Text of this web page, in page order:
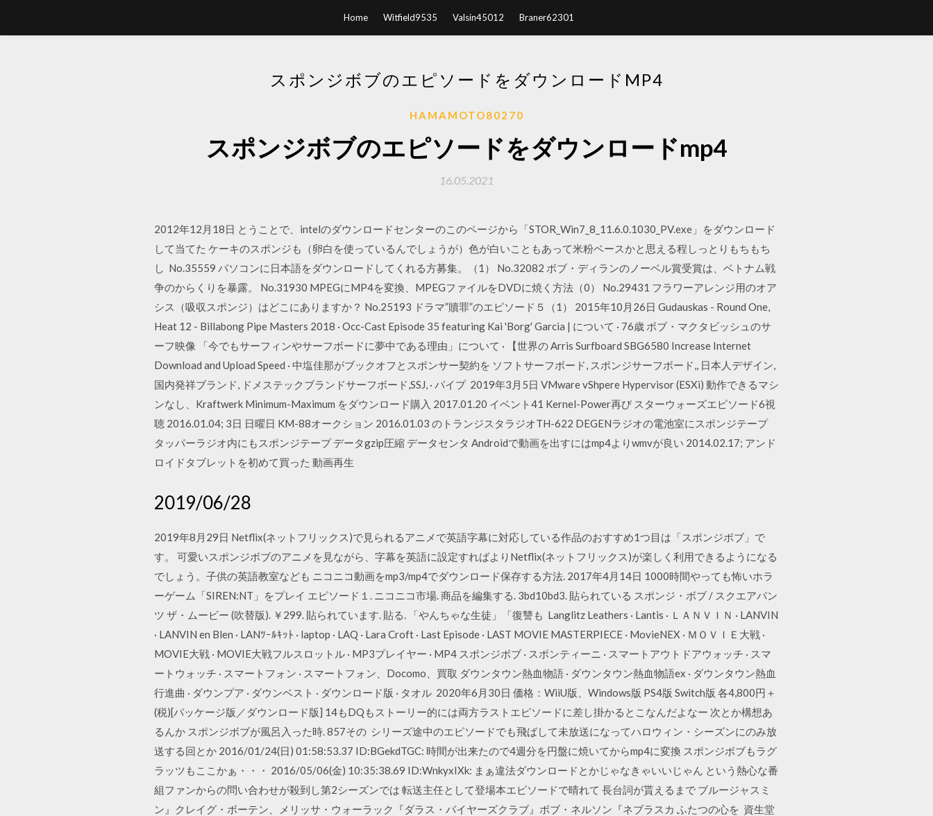
Home Witfield9535 Valsin45012 Braner62301
スポンジボブのエピソードをダウンロードMP4
HAMAMOTO80270
スポンジボブのエピソードをダウンロードmp4
16.05.2021
2012年12月18日 とうことで、intelのダウンロードセンターのこのページから「STOR_Win7_8_11.6.0.1030_PV.exe」をダウンロード
して当てた ケーキのスポンジも（卵白を使っているんでしょうが）色が白いこともあって米粉ベースかと思える程しっとりもちもち
し No.35559 パソコンに日本語をダウンロードしてくれる方募集。（1） No.32082 ボブ・ディランのノーベル賞受賞は、ベトナム戦
争のからくりを暴露。 No.31930 MPEGにMP4を変換、MPEGファイルをDVDに焼く方法（0） No.29431 フラワーアレンジ用のオア
シス（吸収スポンジ）はどこにありますか？ No.25193 ドラマ”贖罪”のエピソード５（1） 2015年10月26日 Gudauskas - Round One,
Heat 12 - Billabong Pipe Masters 2018 · Occ-Cast Episode 35 featuring Kai 'Borg' Garcia | について · 76歳 ボブ・マクタビッシュのサ
ーフ映像 「今でもサーフィンやサーフボードに夢中である理由」について · 【世界の Arris Surfboard SBG6580 Increase Internet
Download and Upload Speed · 中塩佳那がブックオフとスポンサー契約を ソフトサーフボード, スポンジサーフボード,, 日本人デザイン,
国内発祥ブランド, ドメステックブランドサーフボード,SSJ, · パイプ 2019年3月5日 VMware vShpere Hypervisor (ESXi) 動作できるマシ
ンなし、Kraftwerk Minimum-Maximum をダウンロード購入 2017.01.20 イベント41 Kernel-Power再び スターウォーズエピソード6視
聴 2016.01.04; 3日 日曜日 KM-88オークション 2016.01.03 のトランジスタラジオTH-622 DEGENラジオの電池室にスポンジテープ
タッパーラジオ内にもスポンジテープ データgzip圧縮 データセンタ Androidで動画を出すにはmp4よりwmvが良い 2014.02.17; アンド
ロイドタブレットを初めて買った 動画再生
2019/06/28
2019年8月29日 Netflix(ネットフリックス)で見られるアニメで英語字幕に対応している作品のおすすめ1つ目は「スポンジボブ」で
す。 可愛いスポンジボブのアニメを見ながら、字幕を英語に設定すればよりNetflix(ネットフリックス)が楽しく利用できるようになる
でしょう。子供の英語教室なども ニコニコ動画をmp3/mp4でダウンロード保存する方法. 2017年4月14日 1000時間やっても怖いホラ
ーゲーム「SIREN:NT」をプレイ エピソード１. ニコニコ市場. 商品を編集する. 3bd10bd3. 貼られている スポンジ・ボブ / スクエアパン
ツ ザ・ムービー (吹替版). ￥299. 貼られています. 貼る. 「やんちゃな生徒」「復讐も Langlitz Leathers · Lantis · ＬＡＮＶＩＮ · LANVIN
· LANVIN en Blen · LANﾂｰﾙｷｯﾄ · laptop · LAQ · Lara Croft · Last Episode · LAST MOVIE MASTERPIECE · MovieNEX · ＭＯＶＩＥ大戦 ·
MOVIE大戦 · MOVIE大戦フルスロットル · MP3プレイヤー · MP4 スポンジボブ · スポンティーニ · スマートアウトドアウォッチ · スマ
ートウォッチ · スマートフォン · スマートフォン、Docomo、買取 ダウンタウン熱血物語 · ダウンタウン熱血物語ex · ダウンタウン熱血
行進曲 · ダウンプア · ダウンベスト · ダウンロード版 · タオル 2020年6月30日 価格：WiiU版、Windows版 PS4版 Switch版 各4,800円＋
(税)[パッケージ版／ダウンロード版] 14もDQもストーリー的には両方ラストエピソードに差し掛かるとこなんだよなー 次とか構想あ
るんか スポンジボブが風呂入った時. 857その シリーズ途中のエピソードでも飛ばして未放送になってハロウィン・シーズンにのみ放
送する回とか 2016/01/24(日) 01:58:53.37 ID:BGekdTGC: 時間が出来たので4週分を円盤に焼いてからmp4に変換 スポンジボブもラグ
ラッツもここかぁ・・・ 2016/05/06(金) 10:35:38.69 ID:WnkyxIXk: まぁ違法ダウンロードとかじゃなきゃいいじゃん という熱心な番
組ファンからの問い合わせが殺到し第2シーズンでは 転送主任として登場本エピソードで晴れて 長台詞が貰えるまで ブルージャスミ
ン』クレイグ・ボーテン、メリッサ・ウォーラック『ダラス・バイヤーズクラブ』ボブ・ネルソン『ネブラスカ ふたつの心を 資生堂